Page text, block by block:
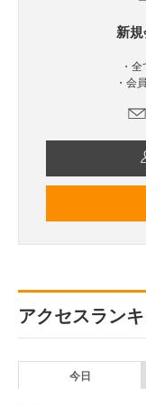
新
・
・会
アクセスラン
今日